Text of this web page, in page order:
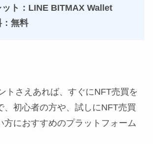
ット：LINE BITMAX Wallet
無料
トさえあれば、すぐにNFT売買を
、初心者の方や、試しにNFT売買
方におすすめのプラットフォーム